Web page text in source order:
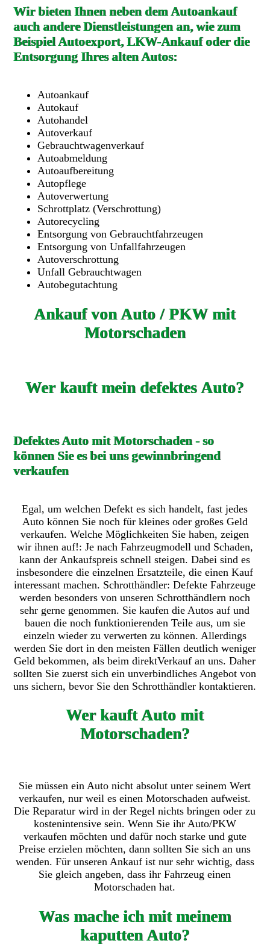
Wir bieten Ihnen neben dem Autoankauf
auch andere Dienstleistungen an, wie zum
Beispiel Autoexport, LKW-Ankauf oder die
Entsorgung Ihres alten Autos:
Autoankauf
Autokauf
Autohandel
Autoverkauf
Gebrauchtwagenverkauf
Autoabmeldung
Autoaufbereitung
Autopflege
Autoverwertung
Schrottplatz (Verschrottung)
Autorecycling
Entsorgung von Gebrauchtfahrzeugen
Entsorgung von Unfallfahrzeugen
Autoverschrottung
Unfall Gebrauchtwagen
Autobegutachtung
Ankauf von Auto / PKW mit
Motorschaden
Wer kauft mein defektes Auto?
Defektes Auto mit Motorschaden - so
können Sie es bei uns gewinnbringend
verkaufen
Egal, um welchen Defekt es sich handelt, fast jedes
Auto können Sie noch für kleines oder großes Geld
verkaufen. Welche Möglichkeiten Sie haben, zeigen
wir ihnen auf!: Je nach Fahrzeugmodell und Schaden,
kann der Ankaufspreis schnell steigen. Dabei sind es
insbesondere die einzelnen Ersatzteile, die einen Kauf
interessant machen. Schrotthändler: Defekte Fahrzeuge
werden besonders von unseren Schrotthändlern noch
sehr gerne genommen. Sie kaufen die Autos auf und
bauen die noch funktionierenden Teile aus, um sie
einzeln wieder zu verwerten zu können. Allerdings
werden Sie dort in den meisten Fällen deutlich weniger
Geld bekommen, als beim direktVerkauf an uns. Daher
sollten Sie zuerst sich ein unverbindliches Angebot von
uns sichern, bevor Sie den Schrotthändler kontaktieren.
Wer kauft Auto mit
Motorschaden?
Sie müssen ein Auto nicht absolut unter seinem Wert
verkaufen, nur weil es einen Motorschaden aufweist.
Die Reparatur wird in der Regel nichts bringen oder zu
kostenintensive sein. Wenn Sie ihr Auto/PKW
verkaufen möchten und dafür noch starke und gute
Preise erzielen möchten, dann sollten Sie sich an uns
wenden. Für unseren Ankauf ist nur sehr wichtig, dass
Sie gleich angeben, dass ihr Fahrzeug einen
Motorschaden hat.
Was mache ich mit meinem
kaputten Auto?